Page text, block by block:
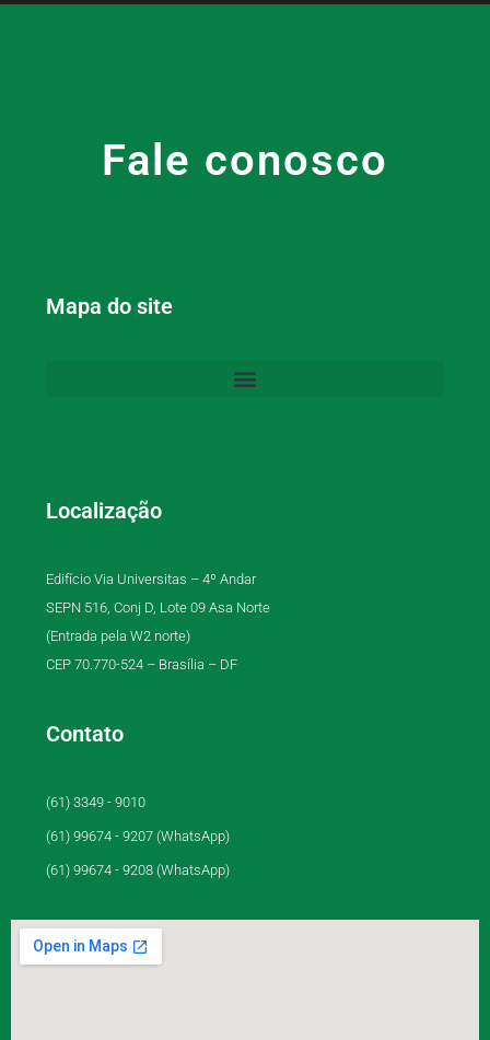
Fale conosco
Mapa do site
Localização
Edifício Via Universitas – 4º Andar
SEPN 516, Conj D, Lote 09 Asa Norte
(Entrada pela W2 norte)
CEP 70.770-524 – Brasília – DF
Contato
(61) 3349 - 9010
(61) 99674 - 9207 (WhatsApp)
(61) 99674 - 9208 (WhatsApp)